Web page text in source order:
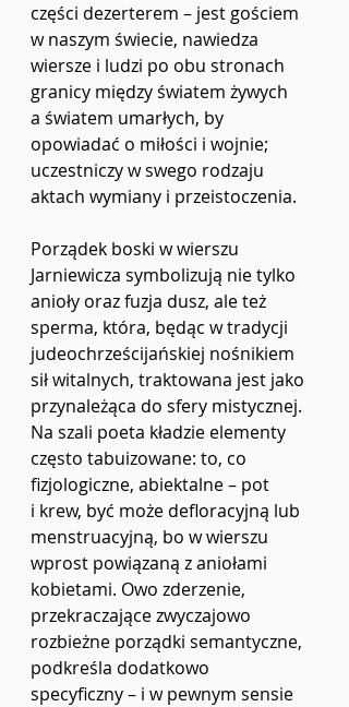
części dezerterem – jest gościem
w naszym świecie, nawiedza
wiersze i ludzi po obu stronach
granicy między światem żywych
a światem umarłych, by
opowiadać o miłości i wojnie;
uczestniczy w swego rodzaju
aktach wymiany i przeistoczenia.
Porządek boski w wierszu
Jarniewicza symbolizują nie tylko
anioły oraz fuzja dusz, ale też
sperma, która, będąc w tradycji
judeochrześcijańskiej nośnikiem
sił witalnych, traktowana jest jako
przynależąca do sfery mistycznej.
Na szali poeta kładzie elementy
często tabuizowane: to, co
fizjologiczne, abiektalne – pot
i krew, być może defloracyjną lub
menstruacyjną, bo w wierszu
wprost powiązaną z aniołami
kobietami. Owo zderzenie,
przekraczające zwyczajowo
rozbieżne porządki semantyczne,
podkreśla dodatkowo
specyficzny – i w pewnym sensie